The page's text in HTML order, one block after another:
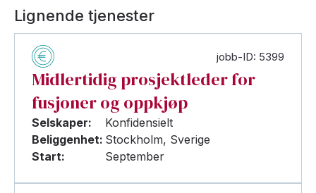
Lignende tjenester
jobb-ID: 5399
Midlertidig prosjektleder for
fusjoner og oppkjøp
Selskaper:
Konfidensielt
Beliggenhet: Stockholm, Sverige
Start:
September